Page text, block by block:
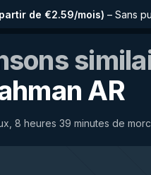
de €2.59/mois) – Sans
AR
8 heures 39 minutes de